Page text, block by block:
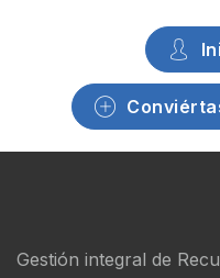
Gestión integral de